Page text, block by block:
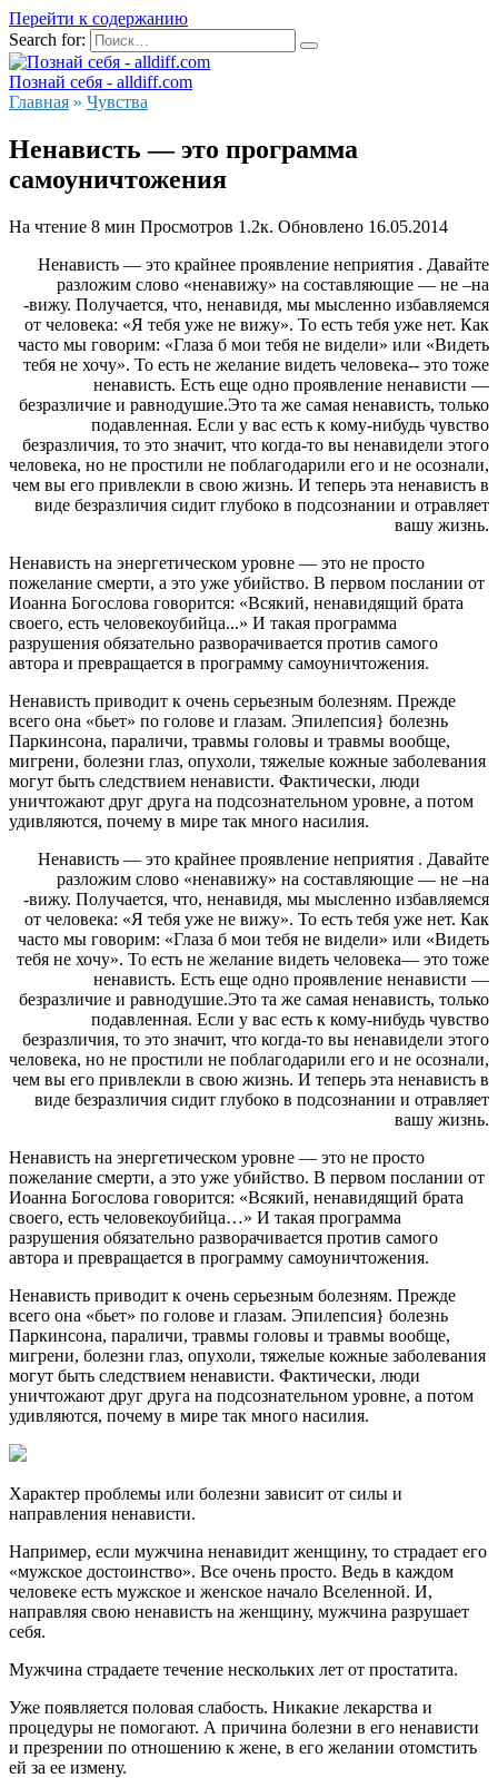
Перейти к содержанию
Search for:
Познай себя - alldiff.com
Главная » Чувства
Ненависть — это программа
самоуничтожения
На чтение 8 мин Просмотров 1.2к. Обновлено 16.05.2014
Ненависть — это крайнее проявление неприятия . Давайте
разложим слово «ненавижу» на составляющие — не –на
-вижу. Получается, что, ненавидя, мы мысленно избавляемся
от человека: «Я тебя уже не вижу». То есть тебя уже нет. Как
часто мы говорим: «Глаза б мои тебя не видели» или «Видеть
тебя не хочу». То есть не желание видеть человека-- это тоже
ненависть. Есть еще одно проявление ненависти —
безразличие и равнодушие.Это та же самая ненависть, только
подавленная. Если у вас есть к кому-нибудь чувство
безразличия, то это значит, что когда-то вы ненавидели этого
человека, но не простили не поблагодарили его и не осознали,
чем вы его привлекли в свою жизнь. И теперь эта ненависть в
виде безразличия сидит глубоко в подсознании и отравляет
вашу жизнь.
Ненависть на энергетическом уровне — это не просто
пожелание смерти, а это уже убийство. В первом послании от
Иоанна Богослова говорится: «Всякий, ненавидящий брата
своего, есть человекоубийца...» И такая программа
разрушения обязательно разворачивается против самого
автора и превращается в программу самоуничтожения.
Ненависть приводит к очень серьезным болезням. Прежде
всего она «бьет» по голове и глазам. Эпилепсия} болезнь
Паркинсона, параличи, травмы головы и травмы вообще,
мигрени, болезни глаз, опухоли, тяжелые кожные заболевания
могут быть следствием ненависти. Фактически, люди
уничтожают друг друга на подсознательном уровне, а потом
удивляются, почему в мире так много насилия.
Ненависть — это крайнее проявление неприятия . Давайте
разложим слово «ненавижу» на составляющие — не –на
-вижу. Получается, что, ненавидя, мы мысленно избавляемся
от человека: «Я тебя уже не вижу». То есть тебя уже нет. Как
часто мы говорим: «Глаза б мои тебя не видели» или «Видеть
тебя не хочу». То есть не желание видеть человека— это тоже
ненависть. Есть еще одно проявление ненависти —
безразличие и равнодушие.Это та же самая ненависть, только
подавленная. Если у вас есть к кому-нибудь чувство
безразличия, то это значит, что когда-то вы ненавидели этого
человека, но не простили не поблагодарили его и не осознали,
чем вы его привлекли в свою жизнь. И теперь эта ненависть в
виде безразличия сидит глубоко в подсознании и отравляет
вашу жизнь.
Ненависть на энергетическом уровне — это не просто
пожелание смерти, а это уже убийство. В первом послании от
Иоанна Богослова говорится: «Всякий, ненавидящий брата
своего, есть человекоубийца…» И такая программа
разрушения обязательно разворачивается против самого
автора и превращается в программу самоуничтожения.
Ненависть приводит к очень серьезным болезням. Прежде
всего она «бьет» по голове и глазам. Эпилепсия} болезнь
Паркинсона, параличи, травмы головы и травмы вообще,
мигрени, болезни глаз, опухоли, тяжелые кожные заболевания
могут быть следствием ненависти. Фактически, люди
уничтожают друг друга на подсознательном уровне, а потом
удивляются, почему в мире так много насилия.
Характер проблемы или болезни зависит от силы и
направления ненависти.
Например, если мужчина ненавидит женщину, то страдает его
«мужское достоинство». Все очень просто. Ведь в каждом
человеке есть мужское и женское начало Вселенной. И,
направляя свою ненависть на женщину, мужчина разрушает
себя.
Мужчина страдаете течение нескольких лет от простатита.
Уже появляется половая слабость. Никакие лекарства и
процедуры не помогают. А причина болезни в его ненависти
и презрении по отношению к жене, в его желании отомстить
ей за ее измену.